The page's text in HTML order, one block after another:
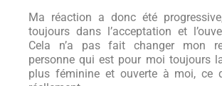
Ma réaction a donc été
toujours dans l’acceptation et
Cela n’a pas fait changer mon
personne qui est pour moi toujours
plus féminine et ouverte à moi, ce